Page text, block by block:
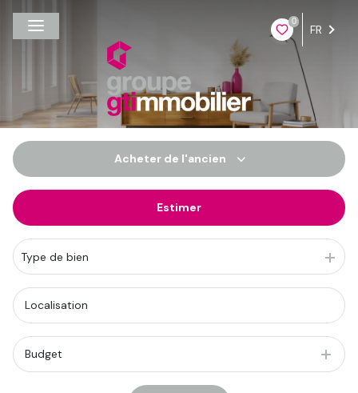
0
FR
Acheter de l'ancien
Du neuf
De l'immo pro
Estimer
Type de bien
Budget